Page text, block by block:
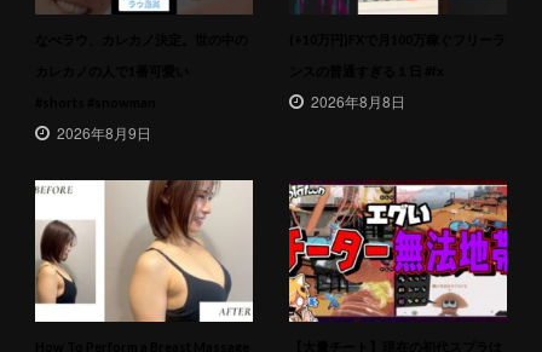
2026年8月9日
2026年8月8日